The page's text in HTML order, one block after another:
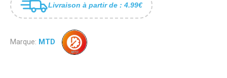
Livraison à partir de : 4.99€
Marque: MTD